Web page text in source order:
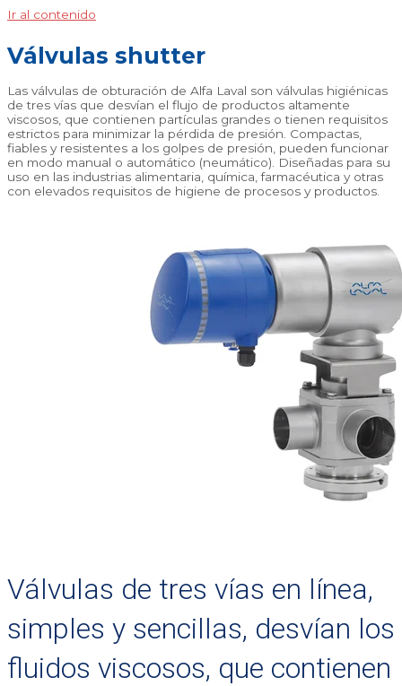
Ir al contenido
Válvulas shutter
Las válvulas de obturación de Alfa Laval son válvulas higiénicas
de tres vías que desvían el flujo de productos altamente
viscosos, que contienen partículas grandes o tienen requisitos
estrictos para minimizar la pérdida de presión. Compactas,
fiables y resistentes a los golpes de presión, pueden funcionar
en modo manual o automático (neumático). Diseñadas para su
uso en las industrias alimentaria, química, farmacéutica y otras
con elevados requisitos de higiene de procesos y productos.
Válvulas de tres vías en línea,
simples y sencillas, desvían los
fluidos viscosos, que contienen